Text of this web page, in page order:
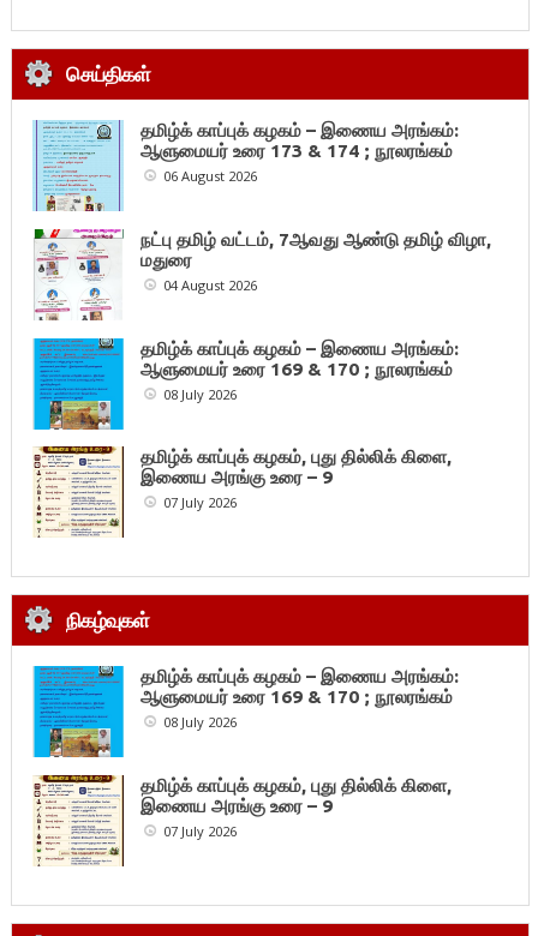
செய்திகள்
தமிழ்க் காப்புக் கழகம் – இணைய அரங்கம்:
ஆளுமையர் உரை 173 & 174 ; நூலரங்கம்
06 August 2026
நட்பு தமிழ் வட்டம், 7ஆவது ஆண்டு தமிழ் விழா,
மதுரை
04 August 2026
தமிழ்க் காப்புக் கழகம் – இணைய அரங்கம்:
ஆளுமையர் உரை 169 & 170 ; நூலரங்கம்
08 July 2026
தமிழ்க் காப்புக் கழகம், புது தில்லிக் கிளை,
இணைய அரங்கு உரை – 9
07 July 2026
நிகழ்வுகள்
தமிழ்க் காப்புக் கழகம் – இணைய அரங்கம்:
ஆளுமையர் உரை 169 & 170 ; நூலரங்கம்
08 July 2026
தமிழ்க் காப்புக் கழகம், புது தில்லிக் கிளை,
இணைய அரங்கு உரை – 9
07 July 2026